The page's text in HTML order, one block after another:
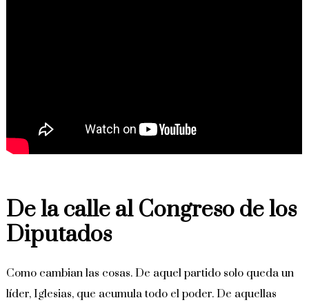
De la calle al Congreso de los
Diputados
Como cambian las cosas. De aquel partido solo queda un
líder, Iglesias, que acumula todo el poder. De aquellas